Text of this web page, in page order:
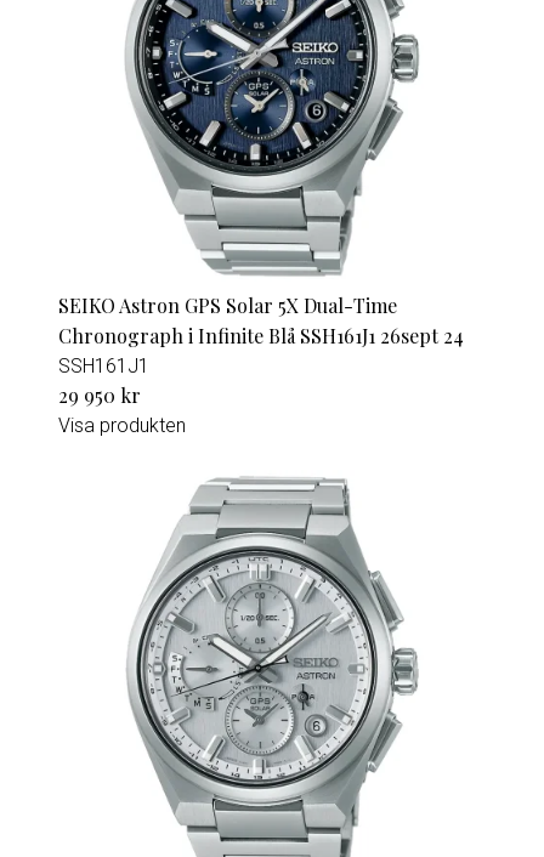
SEIKO Astron GPS Solar 5X Dual-Time
Chronograph i Infinite Blå SSH161J1 26sept 24
SSH161J1
29 950 kr
Visa produkten